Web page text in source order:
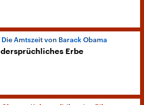
Die Amtszeit von Barack Obama
Erbe